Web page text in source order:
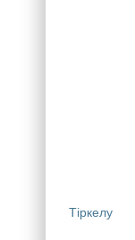
Тіркелу